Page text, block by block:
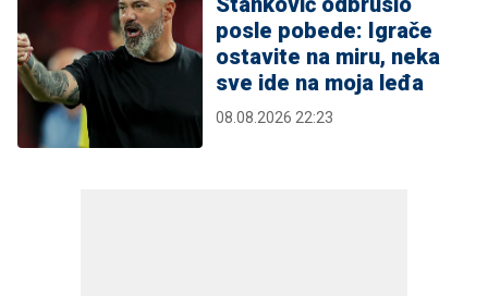
posle pobede: Igrače
ostavite na miru, neka
sve ide na moja leđa
08.08.2026 22:23